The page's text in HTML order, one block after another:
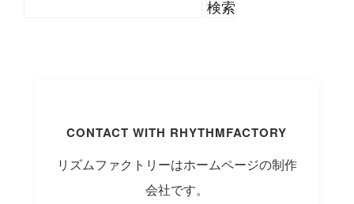
CONTACT WITH RHYTHMFACTORY
リズムファクトリーはホームページの制作
会社です。